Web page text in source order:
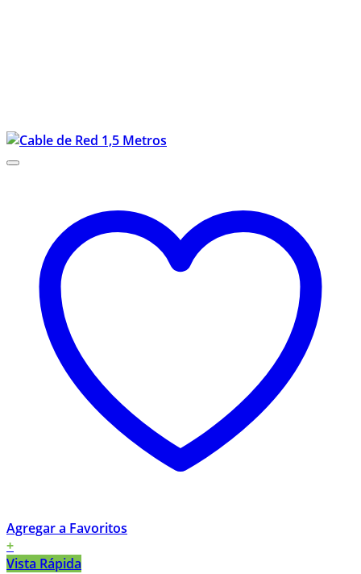
Agregar a Favoritos
+
Vista Rápida